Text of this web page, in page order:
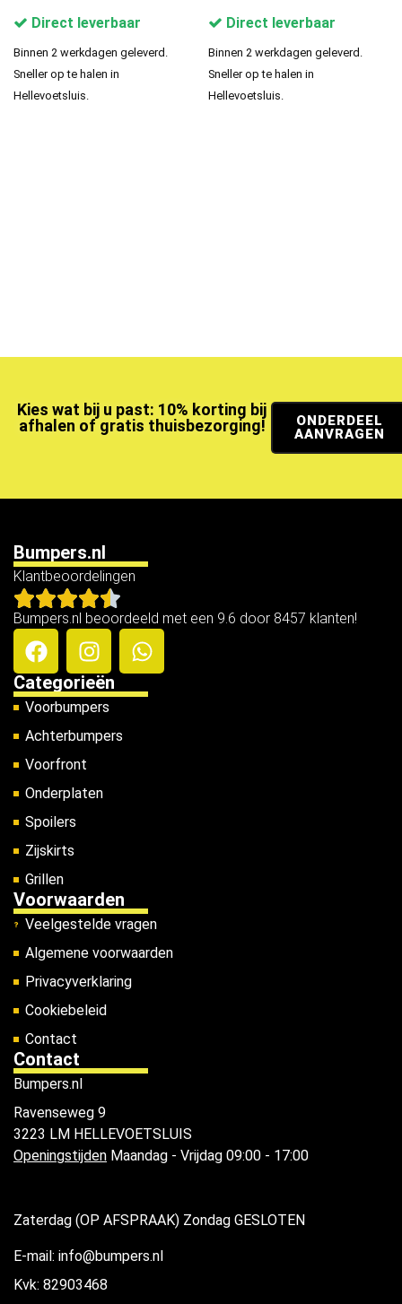
Direct leverbaar
Binnen 2 werkdagen geleverd.
Sneller op te halen in
Hellevoetsluis.
Direct leverbaar
Binnen 2 werkdagen geleverd.
Sneller op te halen in
Hellevoetsluis.
Kies wat bij u past: 10% korting bij
afhalen of gratis thuisbezorging!
ONDERDEEL
AANVRAGEN
Bumpers.nl
Klantbeoordelingen
Bumpers.nl beoordeeld met een 9.6 door 8457 klanten!
Categorieën
Voorbumpers
Achterbumpers
Voorfront
Onderplaten
Spoilers
Zijskirts
Grillen
Voorwaarden
Veelgestelde vragen
Algemene voorwaarden
Privacyverklaring
Cookiebeleid
Contact
Contact
Bumpers.nl
Ravenseweg 9
3223 LM HELLEVOETSLUIS
Openingstijden Maandag - Vrijdag 09:00 - 17:00
Zaterdag (OP AFSPRAAK) Zondag GESLOTEN
E-mail: info@bumpers.nl
Kvk: 82903468